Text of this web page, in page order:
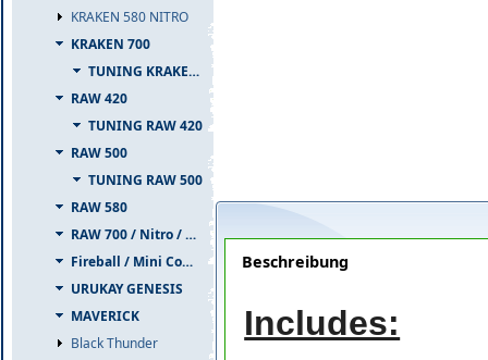
KRAKEN 580 NITRO
KRAKEN 700
TUNING KRAKEN 700
RAW 420
TUNING RAW 420
RAW 500
TUNING RAW 500
RAW 580
RAW 700 / Nitro / PIUMA
Fireball / Mini Comet
URUKAY GENESIS
MAVERICK
Black Thunder
Beschreibung
Includes: